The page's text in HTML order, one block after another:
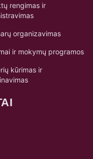
rengimas ir
organizavimas
ir mokymų programos
kūrimas ir